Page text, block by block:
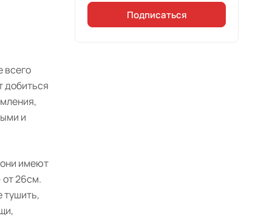
всего
добиться
и
имеют
от 26см.
тушить,
Подписаться